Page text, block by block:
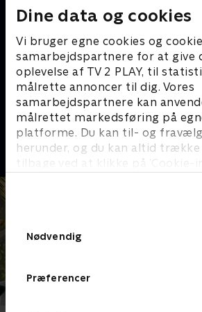
Dine data og cookies
Vi bruger egne cookies og
samarbejdspartnere for at give
oplevelse af TV 2 PLAY, til
målrette annoncer til dig. Vores
samarbejdspartnere kan
målrettet markedsføring på
platforme. Du kan til- og
herunder, og du kan altid
tilbage ved at klikke på ’Cookie-
Nødvendig
Præferencer
Geckos Garage
Børneserier • 2 sæsoner